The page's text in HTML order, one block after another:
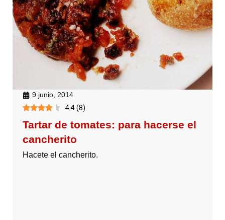
9 junio, 2014
4.4 (8)
Tartar de tomates: para hacerse el
cancherito
Hacete el cancherito.